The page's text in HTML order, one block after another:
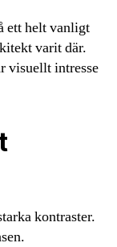
ett helt vanligt
varit där.
visuellt intresse
kontraster.